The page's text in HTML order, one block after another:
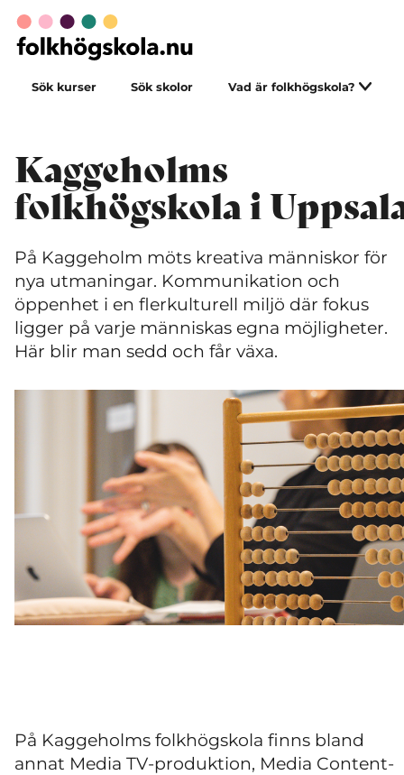
Sök kurser Sök skolor Vad är folkhögskola?
Kaggeholms
folkhögskola i
På Kaggeholm möts kreativa människor för
nya utmaningar. Kommunikation och
öppenhet i en flerkulturell miljö där fokus
ligger på varje människas egna möjligheter.
Här blir man sedd och får växa.
På Kaggeholms folkhögskola finns bland
annat Media TV-produktion, Media Content-